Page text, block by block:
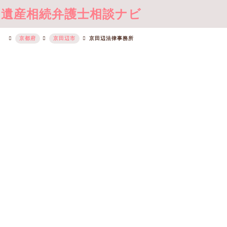
遺産相続弁護士相談ナビ
京都府 京田辺市 京田辺法律事務所